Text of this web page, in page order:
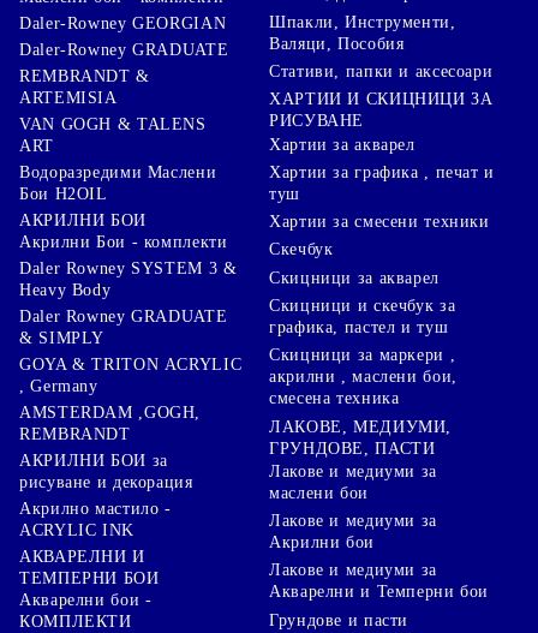
Daler-Rowney GEORGIAN
Daler-Rowney GRADUATE
REMBRANDT &
ARTEMISIA
VAN GOGH & TALENS
ART
Водоразредими Маслени
Бои H2OIL
АКРИЛНИ БОИ
Акрилни Бои - комплекти
Daler Rowney SYSTEM 3 &
Heavy Body
Daler Rowney GRADUATE
& SIMPLY
GOYA & TRITON АCRYLIC
, Germany
AMSTERDAM ,GOGH,
REMBRANDT
АКРИЛНИ БОИ за
рисуване и декорация
Акрилно мастило -
ACRYLIC INK
АКВАРЕЛНИ И
ТЕМПЕРНИ БОИ
Акварелни бои -
КОМПЛЕКТИ
Шпакли, Инструменти,
Валяци, Пособия
Стативи, папки и аксесоари
ХАРТИИ И СКИЦНИЦИ ЗА
РИСУВАНЕ
Хартии за акварел
Хартии за графика , печат и
туш
Хартии за смесени техники
Скечбук
Скицници за акварел
Скицници и скечбук за
графика, пастел и туш
Скицници за маркери ,
акрилни , маслени бои,
смесена техника
ЛАКОВЕ, МЕДИУМИ,
ГРУНДОВЕ, ПАСТИ
Лакове и медиуми за
маслени бои
Лакове и медиуми за
Акрилни бои
Лакове и медиуми за
Акварелни и Темперни бои
Грундове и пасти